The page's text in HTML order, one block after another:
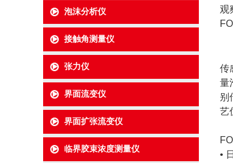
泡沫分析仪
接触角测量仪
张力仪
界面流变仪
界面扩张流变仪
临界胶束浓度测量仪
观
传
量
别
艺
•